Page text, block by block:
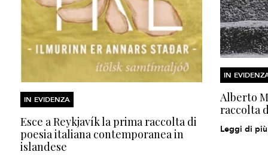
IN EVIDENZA
Esce a Reykjavík la prima raccolta di
poesia italiana contemporanea in
islandese
IN
Alberto
raccolta
Leggi di più